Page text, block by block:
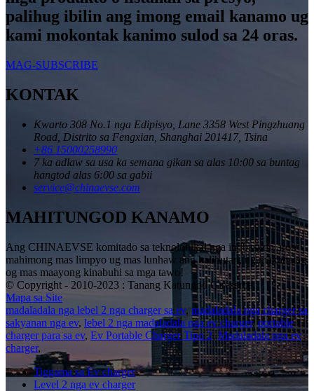
palihug ibilin ang imong email kanamo ug
kami mokontak kanimo sulod sa 24 oras.
MAG-SUBSCRIBE
KONTAK
Kwarto 308 No.1 nga Edipisyo, Lane 3358 West Pingzhuang
Road, Distrito sa Fengxian, Shanghai 201417, Tsina
+86 15000258990
7 ka adlaw sa usa ka semana gikan sa alas 10:00 sa buntag
hangtod alas 6:00 sa gabii
service@chinaevse.com
MAHITUNGOD KANAMO
Ang CHINAEVSE komitado sa teknolohikal nga inobasyon aron
mahimong mas limpyo ug mas lunhaw ang kalibutan, ug makahatag
og mas maayong kinabuhi sa mga tawo!
© Copyright - 2010-2023 : Tanang Katungod Gireserba.
Mapa sa Site
madaladala nga lebel 2 nga charger sa ev, madaladala nga charger sa
sakyanan nga ev, lebel 2 nga madaladala nga ev charger,portable
charger para sa ev, Ev Portable Charger Tipo 2,Madaladala nga ev
charger,
Tiggama sa Ev charger
Level 2 nga ev charger